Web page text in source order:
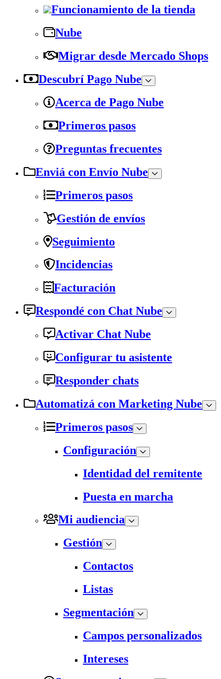
Funcionamiento de la tienda
Nube
Migrar desde Mercado Shops
Descubrí Pago Nube
Acerca de Pago Nube
Primeros pasos
Preguntas frecuentes
Enviá con Envío Nube
Primeros pasos
Gestión de envíos
Seguimiento
Incidencias
Facturación
Respondé con Chat Nube
Activar Chat Nube
Configurar tu asistente
Responder chats
Automatizá con Marketing Nube
Primeros pasos
Configuración
Identidad del remitente
Puesta en marcha
Mi audiencia
Gestión
Contactos
Listas
Segmentación
Campos personalizados
Intereses